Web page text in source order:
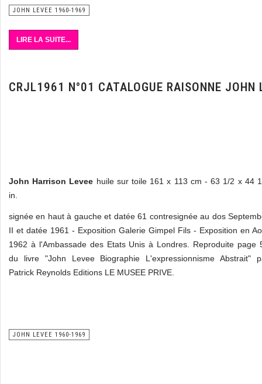
JOHN LEVEE 1960-1969
LIRE LA SUITE...
CRJL1961 N°01 CATALOGUE RAISONNE JOHN
John Harrison Levee huile sur toile 161 x 113 cm - 63 1/2 x 44
in.
signée en haut à gauche et datée 61 contresignée au dos
II et datée 1961 - Exposition Galerie Gimpel Fils - Exposition en
1962 à l'Ambassade des Etats Unis à Londres. Reproduite page
du livre "John Levee Biographie L'expressionnisme Abstrait"
Patrick Reynolds Editions LE MUSEE PRIVE.
JOHN LEVEE 1960-1969